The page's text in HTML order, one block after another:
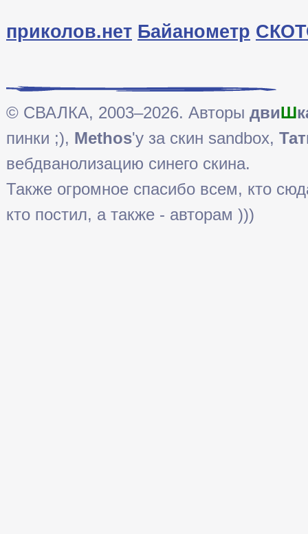
приколов.нет Байанометр
© СВАЛКА, 2003–2026. Авторы двиШ
пинки ;), Methos'у за скин sandbox,
вебдванолизацию синего скина.
Также огромное спасибо всем, кто
кто постил, а также - авторам )))